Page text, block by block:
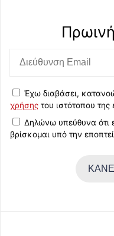
Έχω διαβάσει,
χρήσης του ιστότοπου της
Δηλώνω υπεύθυνα ότι
βρίσκομαι υπό την